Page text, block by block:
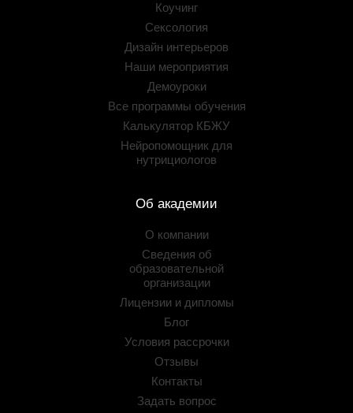
Коучинг
Сексология
Дизайн интерьеров
Наши мероприятия
Демоуроки
Все программы обучения
Калькулятор КБЖУ
Нейропомощник для
нутрициологов
Об академии
О компании
Сведения об
образовательной
организации
Лицензии и дипломы
Блог
Условия рассрочки
Отзывы
Контакты
Задать вопрос